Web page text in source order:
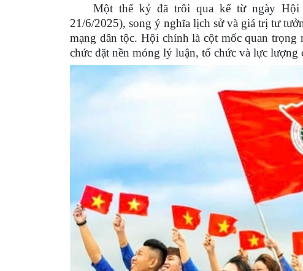
Một thế kỷ đã trôi qua kể từ ngày Hội
21/6/2025), song ý nghĩa lịch sử và giá trị tư
mạng dân tộc. Hội chính là cột mốc quan
chức đặt nền móng lý luận, tổ chức và lực